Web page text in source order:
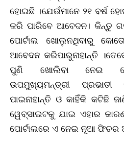
ହୋଇଛି ।ଯେଉଁମାନେ ୨୧ ବର୍ଷ
କରି ପାରିବେ ଆବେଦନ। କିନ୍ତୁ
ପୋର୍ଟାଲ ଖୋଲୁନଥିବାରୁ
ଆବେଦନ କରିପାରୁନାହାନ୍ତି
ପୁଣି ଖୋଲିବା ନେଇ
ଉପମୁଖ୍ୟମନ୍ତ୍ରୀ ପ୍ରଭାତୀ
ପାଇନାହାନ୍ତି ଓ କାହିଁକି କଟିଛି
ୱେବ୍‌ସାଇଟକୁ ଯାଇ ଏହାର
ପୋର୍ଟାଲରେ ଏ ନେଇ ନୂଆ ଫିଚର